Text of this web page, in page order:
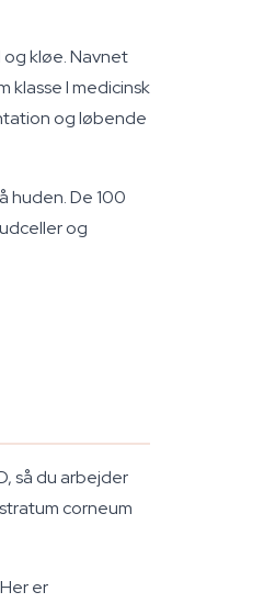
kløe. Navnet
I medicinsk
og løbende
huden. De 100
og
så du arbejder
corneum
er